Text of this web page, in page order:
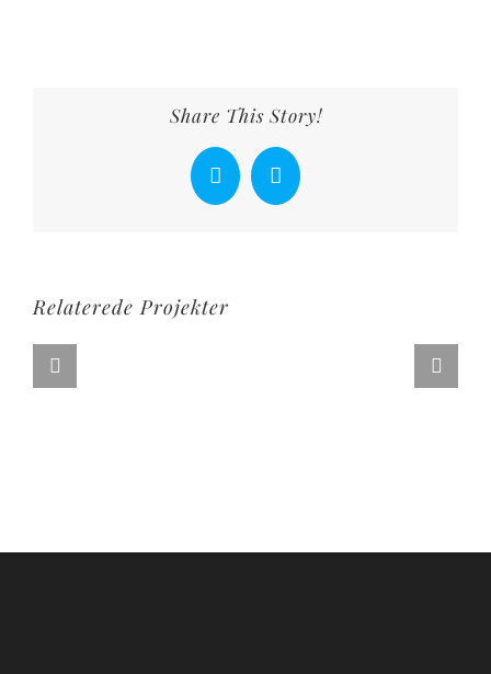
Share This Story!
Facebook
X
Relaterede Projekter